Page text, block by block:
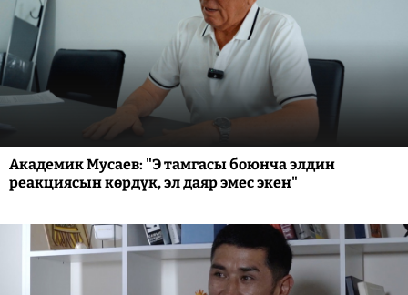
Академик Мусаев: "Э тамгасы боюнча элдин
реакциясын көрдүк, эл даяр эмес экен"